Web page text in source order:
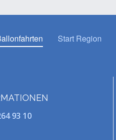
Start Region
93 10